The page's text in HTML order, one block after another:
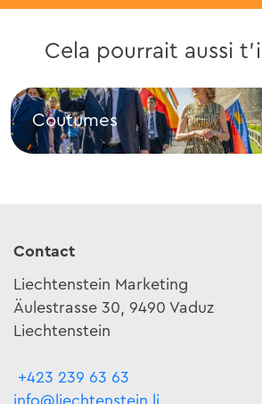
Cela pourrait aussi
Coutumes
Coutumes
Contact
Liechtenstein Marketing
Äulestrasse 30, 9490 Vaduz
Liechtenstein
+423 239 63 63
info@liechtenstein.li